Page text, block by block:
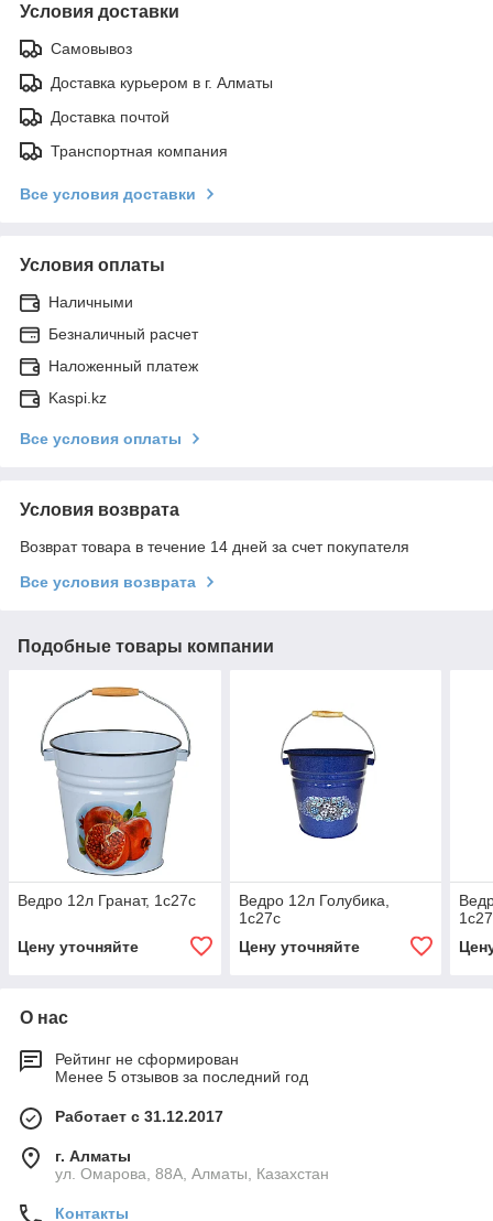
Условия доставки
Самовывоз
Доставка курьером в г. Алматы
Доставка почтой
Транспортная компания
Все условия доставки
Условия оплаты
Наличными
Безналичный расчет
Наложенный платеж
Kaspi.kz
Все условия оплаты
Условия возврата
Возврат товара в течение 14 дней за счет покупателя
Все условия возврата
Подобные товары компании
Ведро 12л Гранат, 1с27с
Цену уточняйте
Ведро 12л Голубика,
1с27с
Цену уточняйте
О нас
Рейтинг не сформирован
Менее 5 отзывов за последний год
Работает с 31.12.2017
г. Алматы
ул. Омарова, 88А, Алматы, Казахстан
Контакты